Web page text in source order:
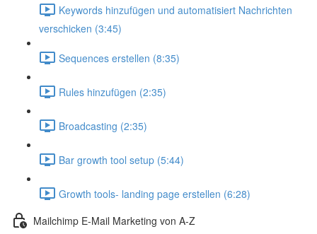
Keywords hinzufügen und automatisiert Nachrichten
verschicken (3:45)
Sequences erstellen (8:35)
Rules hinzufügen (2:35)
Broadcasting (2:35)
Bar growth tool setup (5:44)
Growth tools- landing page erstellen (6:28)
Mailchimp E-Mail Marketing von A-Z